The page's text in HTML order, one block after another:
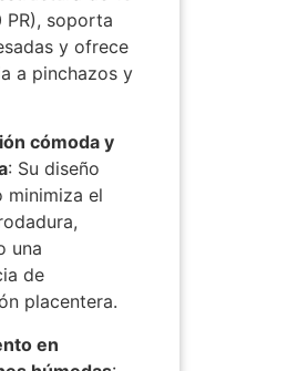
PR), soporta
y ofrece
a pinchazos y
cómoda y
: Su diseño
minimiza el
una
de
placentera.
en